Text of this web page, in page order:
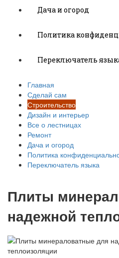
Дача и огород
Политика
Переключатель
Главная
Сделай сам
Строительство
Дизайн и интерьер
Все о лестницах
Ремонт
Дача и огород
Политика
Переключатель языка
Плиты
надежной